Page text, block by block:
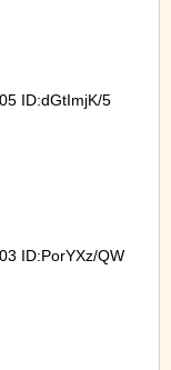
ID:dGtImjK/5
ID:PorYXz/QW